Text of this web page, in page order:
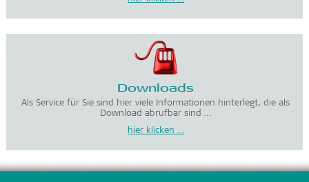
Downloads
Als Service für Sie sind hier viele Informationen hinterlegt, die als
Download abrufbar sind …
hier klicken …